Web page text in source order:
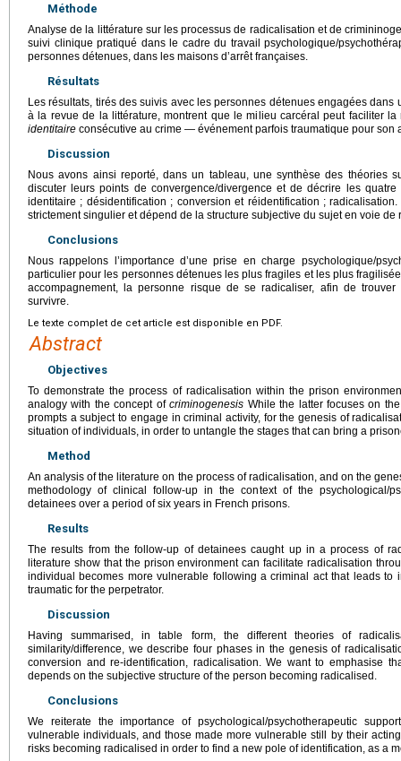
Méthode
Analyse de la littérature sur les processus de radicalisation et de
suivi clinique pratiqué dans le cadre du travail psychologique/
personnes détenues, dans les maisons d’arrêt françaises.
Résultats
Les résultats, tirés des suivis avec les personnes détenues engagées
à la revue de la littérature, montrent que le milieu carcéral peut faciliter
identitaire consécutive au crime — événement parfois traumatique pour
Discussion
Nous avons ainsi reporté, dans un tableau, une synthèse des théories
discuter leurs points de convergence/divergence et de décrire les
identitaire ; désidentification ; conversion et réidentification ;
strictement singulier et dépend de la structure subjective du sujet en voie de
Conclusions
Nous rappelons l’importance d’une prise en charge psychologique/
particulier pour les personnes détenues les plus fragiles et les plus
accompagnement, la personne risque de se radicaliser, afin de
survivre.
Le texte complet de cet article est disponible en PDF.
Abstract
Objectives
To demonstrate the process of radicalisation within the prison
analogy with the concept ofcriminogenesis While the latter focuses on
prompts a subject to engage in criminal activity, for the genesis of
situation of individuals, in order to untangle the stages that can bring a
Method
An analysis of the literature on the process of radicalisation, and on the
methodology of clinical follow-up in the context of the psychological/
detainees over a period of six years in French prisons.
Results
The results from the follow-up of detainees caught up in a process of
literature show that the prison environment can facilitate radicalisation
individual becomes more vulnerable following a criminal act that leads to
traumatic for the perpetrator.
Discussion
Having summarised, in table form, the different theories of
similarity/difference, we describe four phases in the genesis of
conversion and re-identification, radicalisation. We want to emphasise
depends on the subjective structure of the person becoming radicalised.
Conclusions
We reiterate the importance of psychological/psychotherapeutic
vulnerable individuals, and those made more vulnerable still by their
risks becoming radicalised in order to find a new pole of identification, as a